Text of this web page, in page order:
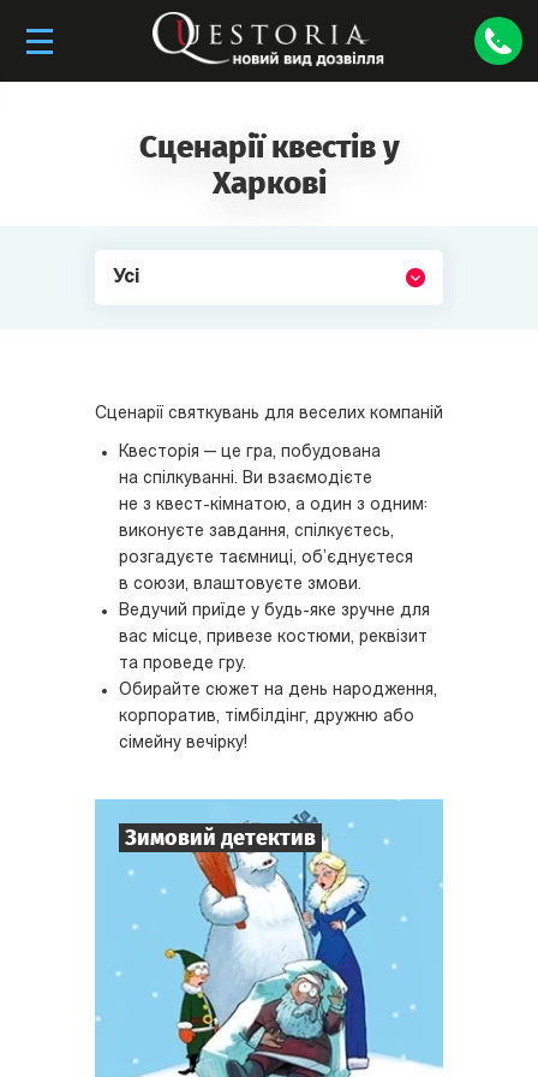
Сценарії квестів у
Харкові
Усі
Сценарії святкувань для веселих компаній
Квесторія — це гра, побудована
на спілкуванні. Ви взаємодієте
не з квест-кімнатою, а один з одним:
виконуєте завдання, спілкуєтесь,
розгадуєте таємниці, об’єднуєтеся
в союзи, влаштовуєте змови.
Ведучий приїде у будь-яке зручне для
вас місце, привезе костюми, реквізит
та проведе гру.
Обирайте сюжет на день народження,
корпоратив, тімбілдінг, дружню або
сімейну вечірку!
Зимовий детектив
Гравців 10
Час гри 1-2 год.
Тематика Детектив
Тип квесту Міні-квесторія